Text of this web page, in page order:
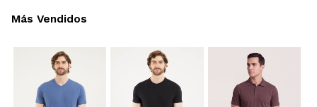
Más Vendidos